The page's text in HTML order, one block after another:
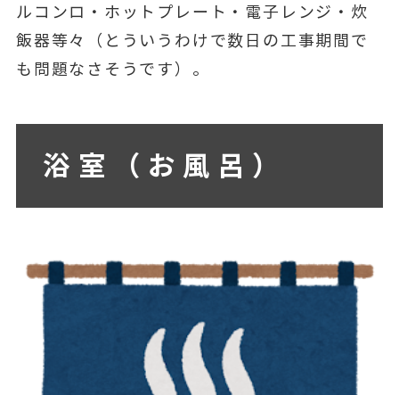
ルコンロ・ホットプレート・電子レンジ・炊
飯器等々（とういうわけで数日の工事期間で
も問題なさそうです）。
浴室（お風呂）